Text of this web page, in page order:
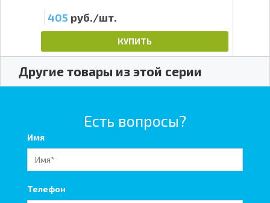
405 руб./шт.
КУПИТЬ
Другие товары из этой серии
Есть вопросы?
Имя
Телефон